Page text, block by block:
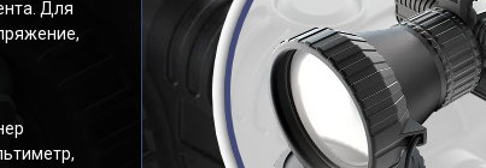
Для